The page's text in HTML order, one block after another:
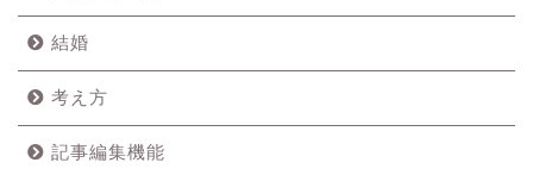
結婚
考え方
記事編集機能